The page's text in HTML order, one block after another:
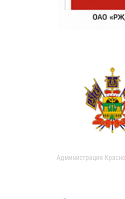
Администрация